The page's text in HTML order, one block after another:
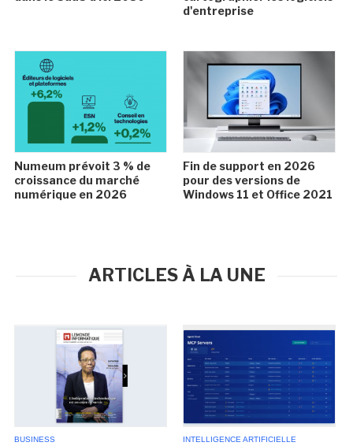
d'entreprise
Numeum prévoit 3 % de
croissance du marché
numérique en 2026
Fin de support en 2026
pour des versions de
Windows 11 et Office 2021
ARTICLES À LA UNE
BUSINESS INTELLIGENCE ARTIFICIELLE